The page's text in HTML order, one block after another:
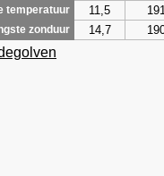
temperatuur 11,5
zonduur 14,7